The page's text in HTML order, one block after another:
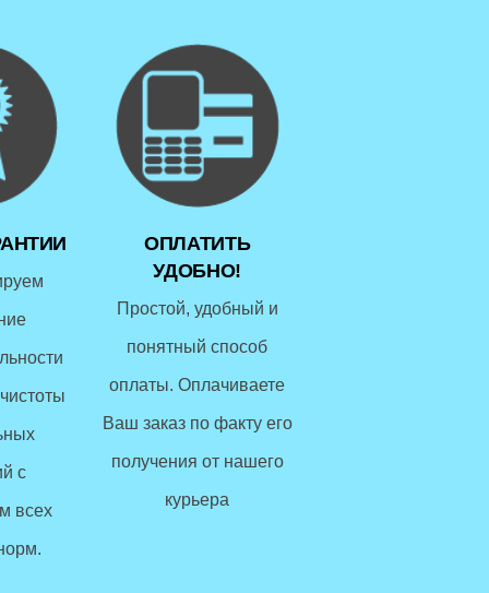
с
всех
ОПЛАТИТЬ
УДОБНО!
Простой, удобный и
понятный способ
оплаты. Оплачиваете
Ваш заказ по факту его
получения от нашего
курьера